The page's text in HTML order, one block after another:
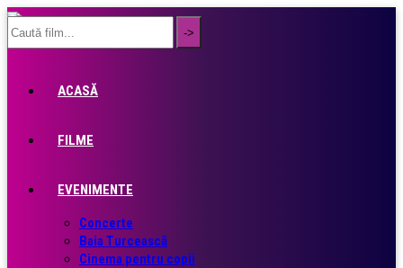
ACASĂ
FILME
EVENIMENTE
Concerte
Baia Turcească
Cinema pentru copii